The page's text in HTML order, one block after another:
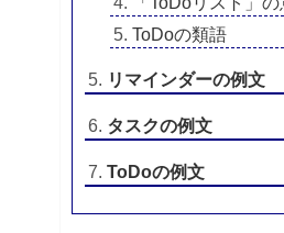
ToDoの類語
リマインダーの例文
タスクの例文
ToDoの例文